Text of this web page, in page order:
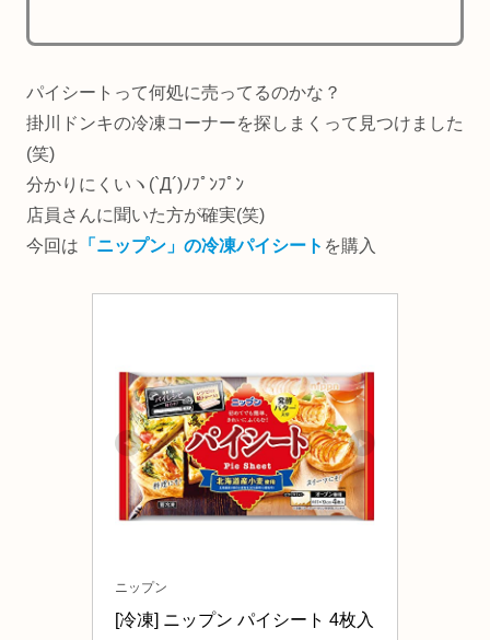
パイシートって何処に売ってるのかな？
掛川ドンキの冷凍コーナーを探しまくって見つけました
(笑)
分かりにくいヽ(`Д´)ﾉﾌﾟﾝﾌﾟﾝ
店員さんに聞いた方が確実(笑)
今回は 「ニップン」の冷凍パイシート を購入
ニップン
[冷凍] ニップン パイシート 4枚入